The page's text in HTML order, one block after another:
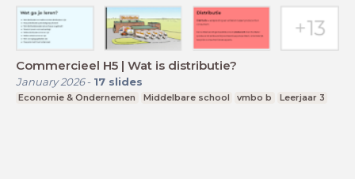
Commercieel H5 | Wat is distributie?
January 2026- 17 slides
Economie & Ondernemen Middelbare school vmbo b Leerjaar 3